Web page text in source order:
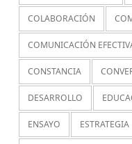
COLABORACIÓN
COMUNICACIÓN
CONSTANCIA
DESARROLLO
ENSAYO ESTRATEGIA